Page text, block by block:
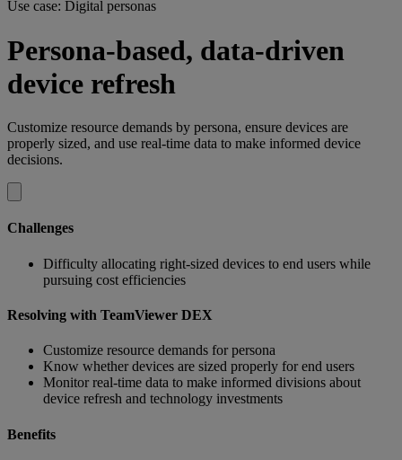
Use case: Digital personas
Persona-based, data-driven
device refresh
Customize resource demands by persona, ensure devices are
properly sized, and use real-time data to make informed device
decisions.
Challenges
Difficulty allocating right-sized devices to end users while
pursuing cost efficiencies
Resolving with TeamViewer DEX
Customize resource demands for persona
Know whether devices are sized properly for end users
Monitor real-time data to make informed divisions about
device refresh and technology investments
Benefits